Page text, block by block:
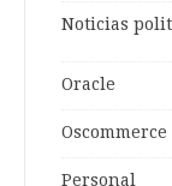
Noticias
Oracle
Oscommerce
Personal